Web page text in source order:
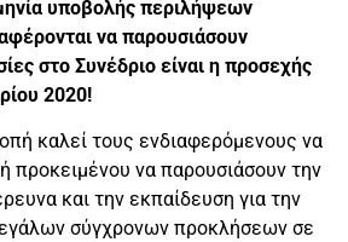
υποβολής περιλήψεων
να παρουσιάσουν
στο Συνέδριο είναι η προσεχής
2020!
καλεί τους ενδιαφερόμενους να
προκειμένου να παρουσιάσουν την
και την εκπαίδευση για την
σύγχρονων προκλήσεων σε